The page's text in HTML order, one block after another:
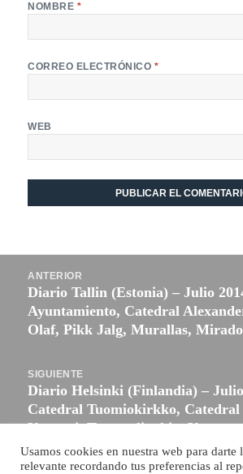
NOMBRE *
CORREO ELECTRÓNICO *
WEB
ANTERIOR
Entrada
anterior:
Diario Tallin (Estonia) – Julio
Ayuntamiento, Catedral
Olaf, Pikk Jalg, Murallas,
SIGUIENTE
Entrada
siguiente:
Diario Helsinki (Finlandia) –
Catedral Tuomiokirkko, Catedral
Kamppi, Temppeliaukio,
Usamos cookies en nuestra web para darte
relevante recordando tus preferencias al